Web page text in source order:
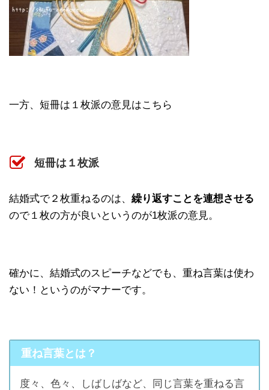
一方、短冊は１枚派の意見はこちら
短冊は１枚派
結婚式で２枚重ねるのは、 繰り返すことを連想させる
ので１枚の方が良いというのが1枚派の意見。
確かに、結婚式のスピーチなどでも、重ね言葉は使わ
ない！というのがマナーです。
重ね言葉とは？
度々、色々、しばしばなど、同じ言葉を重ねる言